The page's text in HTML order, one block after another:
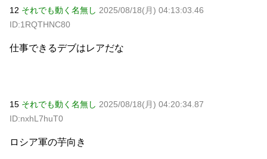
12 それでも動く名無し 2025/08/18(月) 04:13:03.46
ID:1RQTHNC80
仕事できるデブはレアだな
15 それでも動く名無し 2025/08/18(月) 04:20:34.87
ID:nxhL7huT0
ロシア軍の芋向き